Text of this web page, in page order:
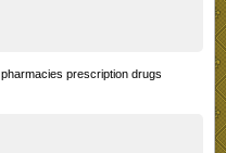
prescription drugs